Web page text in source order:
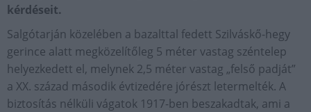
kérdéseit.
Salgótarján közelében a bazalttal fedett Szilváskő-hegy
gerince alatt megközelítőleg 5 méter vastag széntelep
helyezkedett el, melynek 2,5 méter vastag „felső padját”
a XX. század második évtizedére jórészt letermelték. A
biztosítás nélküli vágatok 1917-ben beszakadtak, ami a